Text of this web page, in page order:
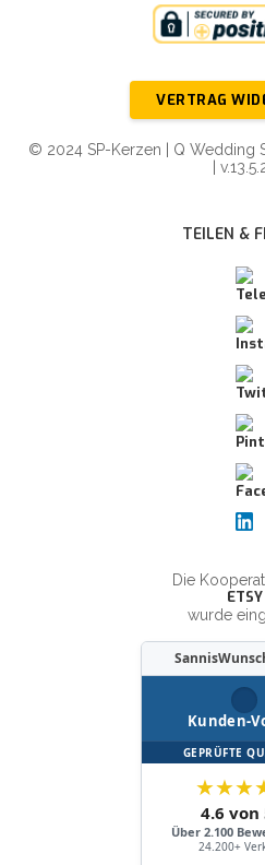
VERTRAG
© 2024 SP-Kerzen | Q Wedding
|
TEILEN &
Die
ETSY
wurde
Kunden-
GEPRÜFTE
★★★
4.6 von
Über 2.100
24.200+